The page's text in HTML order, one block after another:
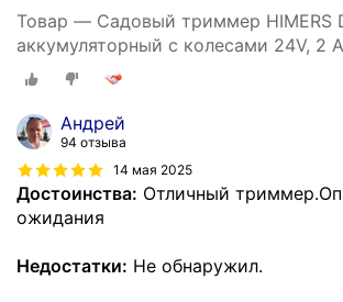
Товар — Садовый триммер HIMERS
аккумуляторный с колесами 24V, 2
1800вт, 18000 об/мин колеса
Андрей
94 отзыва
14 мая 2025
Достоинства: Отличный
ожидания
Недостатки: Не обнаружил.